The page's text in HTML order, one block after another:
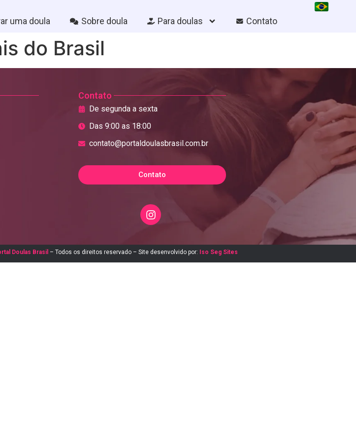
uma doula Sobre doula Para doulas Contato
do Brasil
Contato
De segunda a sexta
Das 9:00 as 18:00
contato@portaldoulasbrasil.com.br
Contato
Doulas Brasil – Todos os direitos reservado – Site desenvolvido por: Iso Seg Sites